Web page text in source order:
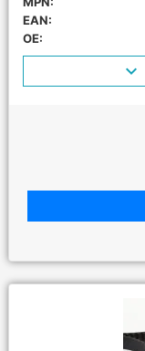
EAN:
OE: